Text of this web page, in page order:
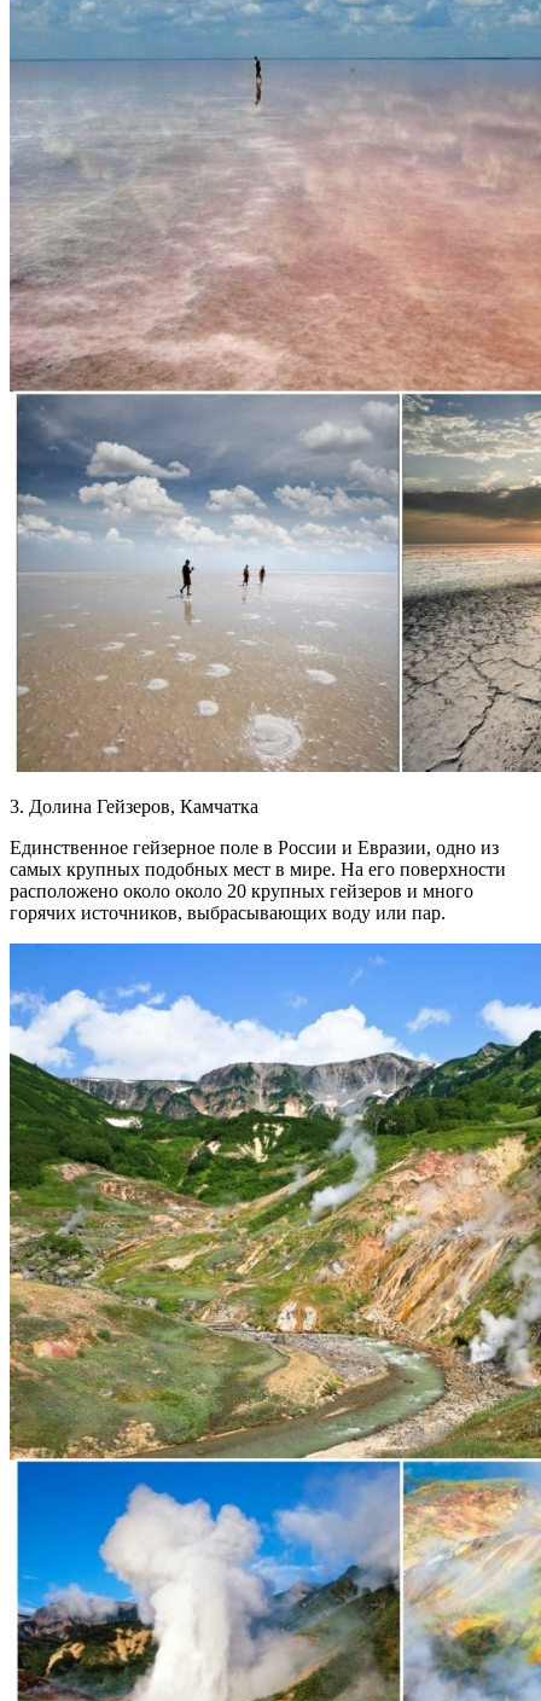
3. Долина Гейзеров, Камчатка
Единственное гейзерное поле в России и Евразии, одно из
самых крупных подобных мест в мире. На его поверхности
расположено около около 20 крупных гейзеров и много
горячих источников, выбрасывающих воду или пар.